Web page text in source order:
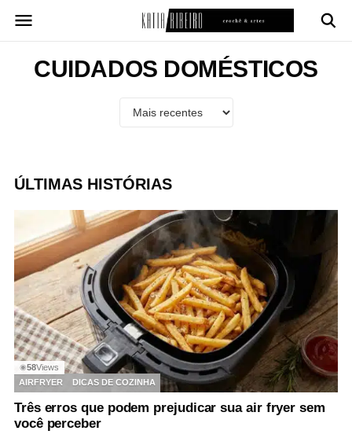
para
conteúdoCUIDADOS DOMÉSTICOS
ÚLTIMAS HISTÓRIAS
◉58Views
AIRFRYER
DICAS DE COZINHA
Três erros que podem prejudicar sua air fryer sem
você perceber